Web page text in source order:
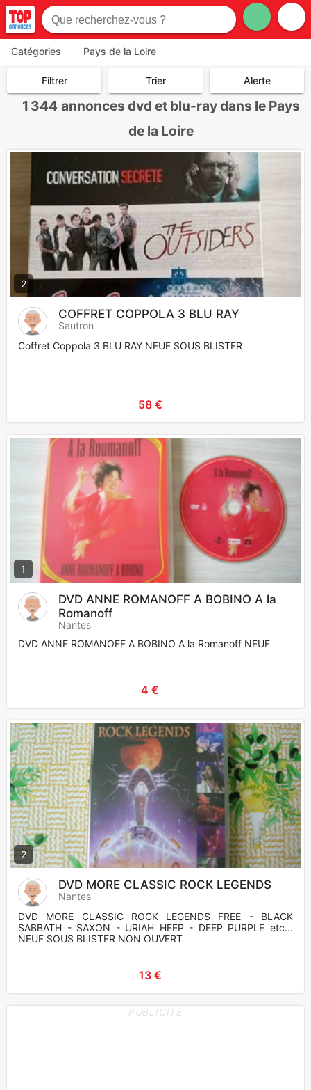
Catégories Pays de la Loire
Filtrer Trier Alerte
1 344 annonces dvd et blu-ray dans le Pays
de la Loire
2
COFFRET COPPOLA 3 BLU RAY
Sautron
Coffret Coppola 3 BLU RAY NEUF SOUS BLISTER
58 €
1
DVD ANNE ROMANOFF A BOBINO A la
Romanoff
Nantes
DVD ANNE ROMANOFF A BOBINO A la Romanoff NEUF
4 €
2
DVD MORE CLASSIC ROCK LEGENDS
Nantes
DVD MORE CLASSIC ROCK LEGENDS FREE - BLACK
SABBATH - SAXON - URIAH HEEP - DEEP PURPLE etc...
NEUF SOUS BLISTER NON OUVERT
13 €
PUBLICITE